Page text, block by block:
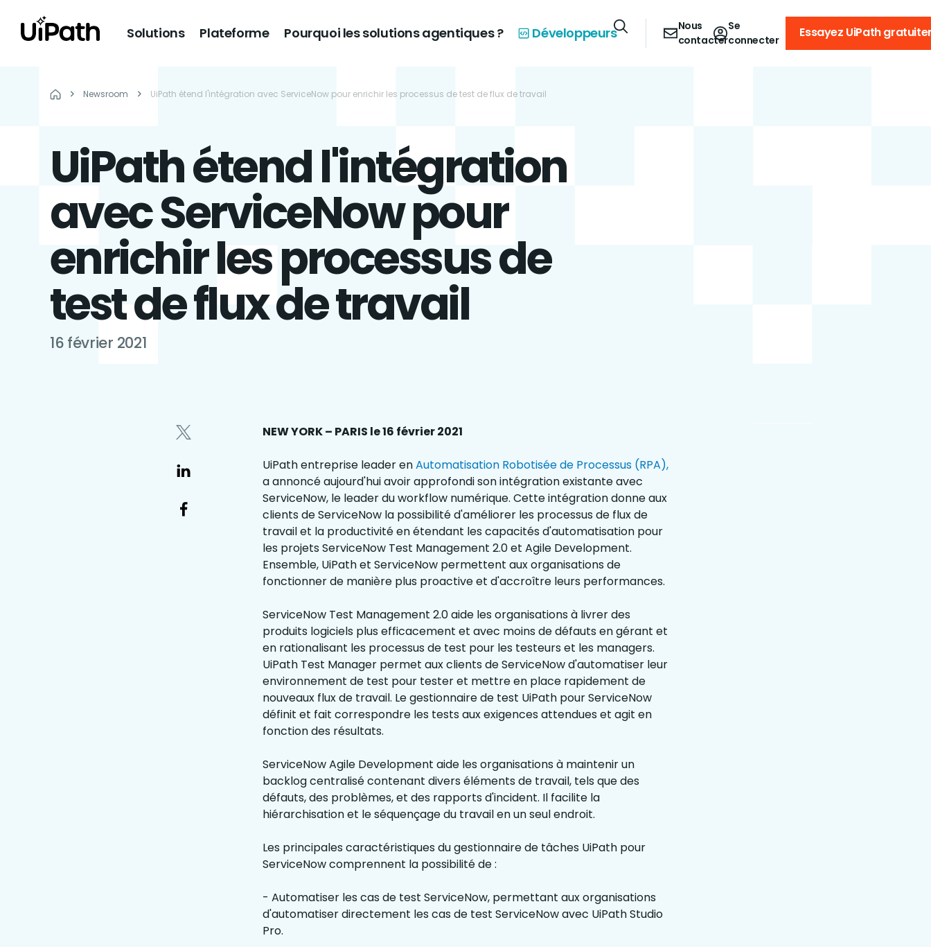
Solutions Plateforme Pourquoi les solutions agentiques ? Développeurs
Nous
contacter
Se
connecter
Essayez UiPath
Newsroom UiPath étend l'intégration avec ServiceNow pour enrichir les processus de test de flux de travail
UiPath étend l'intégration
avec ServiceNow pour
enrichir les processus de
test de flux de travail
16 février 2021
NEW YORK – PARIS le 16 février 2021
UiPath entreprise leader enAutomatisation Robotisée de Processus (RPA),
a annoncé aujourd'hui avoir approfondi son intégration existante avec
ServiceNow, le leader du workflow numérique. Cette intégration donne aux
clients de ServiceNow la possibilité d'améliorer les processus de flux de
travail et la productivité en étendant les capacités d'automatisation pour
les projets ServiceNow Test Management 2.0 et Agile Development.
Ensemble, UiPath et ServiceNow permettent aux organisations de
fonctionner de manière plus proactive et d'accroître leurs performances.
ServiceNow Test Management 2.0 aide les organisations à livrer des
produits logiciels plus efficacement et avec moins de défauts en gérant et
en rationalisant les processus de test pour les testeurs et les managers.
UiPath Test Manager permet aux clients de ServiceNow d'automatiser leur
environnement de test pour tester et mettre en place rapidement de
nouveaux flux de travail. Le gestionnaire de test UiPath pour ServiceNow
définit et fait correspondre les tests aux exigences attendues et agit en
fonction des résultats.
ServiceNow Agile Development aide les organisations à maintenir un
backlog centralisé contenant divers éléments de travail, tels que des
défauts, des problèmes, et des rapports d'incident. Il facilite la
hiérarchisation et le séquençage du travail en un seul endroit.
Les principales caractéristiques du gestionnaire de tâches UiPath pour
ServiceNow comprennent la possibilité de :
- Automatiser les cas de test ServiceNow, permettant aux organisations
d'automatiser directement les cas de test ServiceNow avec UiPath Studio
Pro.